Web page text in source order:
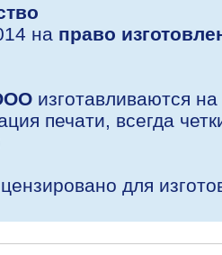
на право
изготавливаются
печати, всегда
для